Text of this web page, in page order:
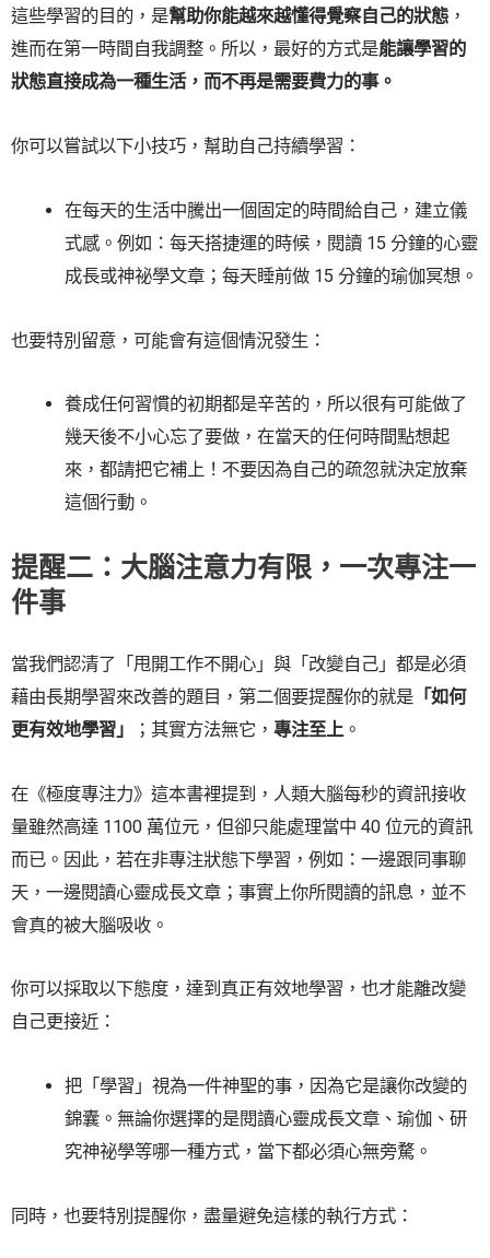
這些學習的目的，是幫助你能越來越懂得覺察自己的狀態 ，
進而在第一時間自我調整。所以，最好的方式是能讓學習的
狀態直接成為一種生活，而不再是需要費力的事。
你可以嘗試以下小技巧，幫助自己持續學習：
在每天的生活中騰出一個固定的時間給自己，建立儀
式感。例如：每天搭捷運的時候，閱讀 15 分鐘的心靈
成長或神祕學文章；每天睡前做 15 分鐘的瑜伽冥想。
也要特別留意，可能會有這個情況發生：
養成任何習慣的初期都是辛苦的，所以很有可能做了
幾天後不小心忘了要做，在當天的任何時間點想起
來，都請把它補上！不要因為自己的疏忽就決定放棄
這個行動。
提醒二：大腦注意力有限，一次專注一
件事
當我們認清了「甩開工作不開心」與「改變自己」都是必須
藉由長期學習來改善的題目，第二個要提醒你的就是 「如何
更有效地學習」
；其實方法無它， 專注至上。
在《極度專注力》這本書裡提到，人類大腦每秒的資訊接收
量雖然高達 1100 萬位元，但卻只能處理當中 40 位元的資訊
而已。因此，若在非專注狀態下學習，例如：一邊跟同事聊
天，一邊閱讀心靈成長文章；事實上你所閱讀的訊息，並不
會真的被大腦吸收。
你可以採取以下態度，達到真正有效地學習，也才能離改變
自己更接近：
把「學習」視為一件神聖的事，因為它是讓你改變的
錦囊。無論你選擇的是閱讀心靈成長文章、瑜伽、研
究神祕學等哪一種方式，當下都必須心無旁騖。
同時，也要特別提醒你，盡量避免這樣的執行方式：